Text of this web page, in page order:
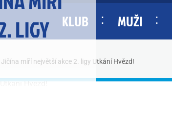
KLUB MUŽI
Jičína míří největší akce 2. ligy Utkání Hvězd!
LIGY